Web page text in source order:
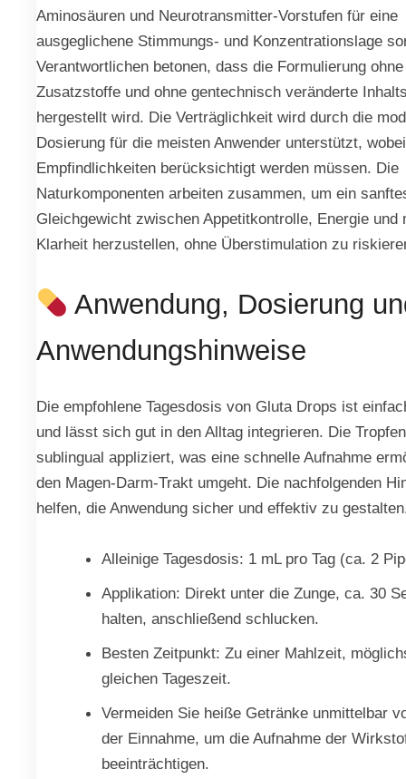
Aminosäuren und Neurotransmitter-Vorstufen für eine
ausgeglichene Stimmungs- und Konzentrationslage
Verantwortlichen betonen, dass die Formulierung
Zusatzstoffe und ohne gentechnisch veränderte
hergestellt wird. Die Verträglichkeit wird durch die
Dosierung für die meisten Anwender unterstützt,
Empfindlichkeiten berücksichtigt werden müssen. Die
Naturkomponenten arbeiten zusammen, um ein
Gleichgewicht zwischen Appetitkontrolle, Energie und
Klarheit herzustellen, ohne Überstimulation zu
Anwendung, Dosierung
Anwendungshinweise
Die empfohlene Tagesdosis von Gluta Drops ist
und lässt sich gut in den Alltag integrieren. Die
sublingual appliziert, was eine schnelle Aufnahme
den Magen-Darm-Trakt umgeht. Die nachfolgenden
helfen, die Anwendung sicher und effektiv zu
Alleinige Tagesdosis: 1 mL pro Tag (ca. 2
Applikation: Direkt unter die Zunge, ca. 30
halten, anschließend schlucken.
Besten Zeitpunkt: Zu einer Mahlzeit,
gleichen Tageszeit.
Vermeiden Sie heiße Getränke unmittelbar
der Einnahme, um die Aufnahme der
beeinträchtigen.